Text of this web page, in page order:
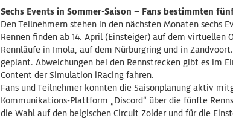
Sechs Events in Sommer-Saison – Fans bestimmten
Den Teilnehmern stehen in den nächsten Monaten sechs
Rennen finden ab 14. April (Einsteiger) auf dem
Rennläufe in Imola, auf dem Nürburgring und in
geplant. Abweichungen bei den Rennstrecken gibt es im
Content der Simulation iRacing fahren.
Fans und Teilnehmer konnten die Saisonplanung aktiv
Kommunikations-Plattform „Discord“ über die fünfte
die Wahl auf den belgischen Circuit Zolder und für die